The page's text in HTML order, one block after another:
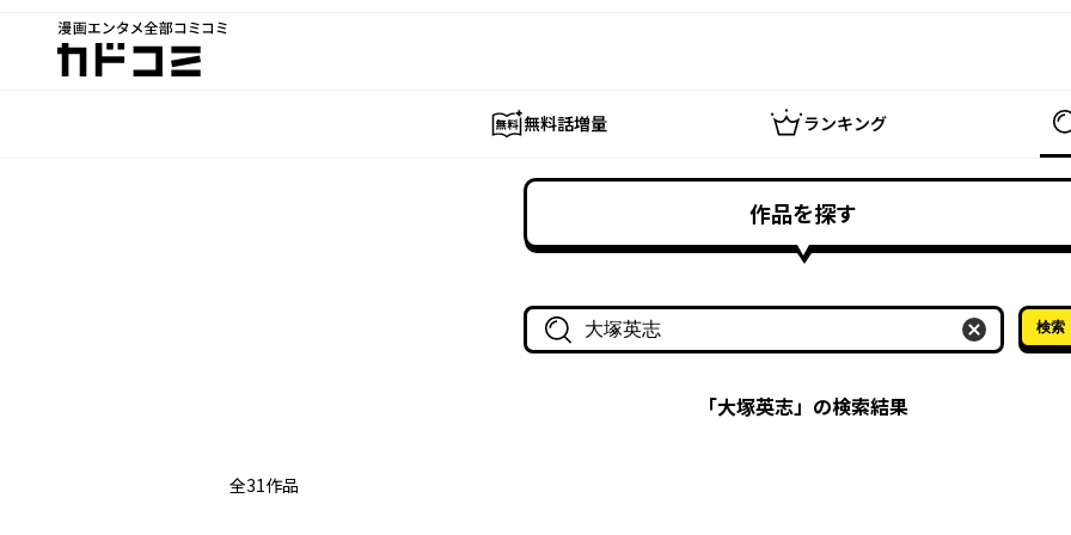
漫画エンタメ全部コミコミ
カドコミ
無料話増量 ランキング
作品を探す
作品名・作家名で探す
検索
「大塚英志」の検索結果
全31作品